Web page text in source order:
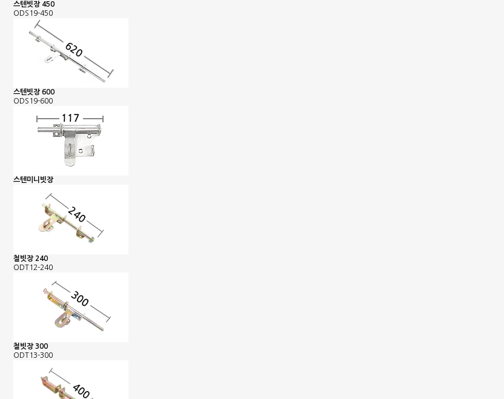
스텐빗장 450
ODS19-450
스텐빗장 600
ODS19-600
스텐미니빗장
철빗장 240
ODT12-240
철빗장 300
ODT13-300